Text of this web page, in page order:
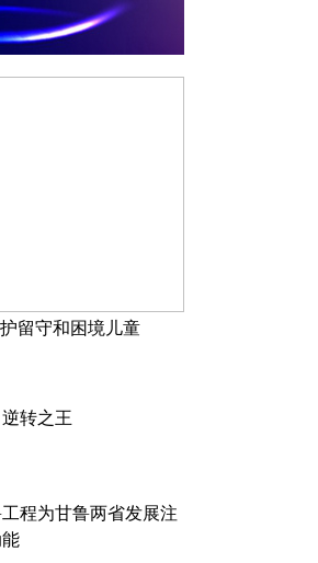
留守和困境儿童
转之王
程为甘鲁两省发展注